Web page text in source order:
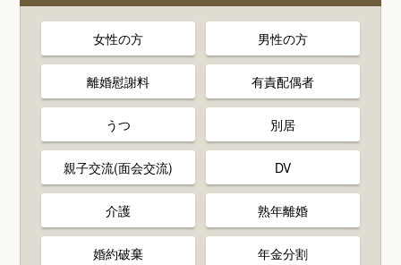
女性の方 男性の方
離婚慰謝料 有責配偶者
うつ 別居
親子交流(面会交流) DV
介護 熟年離婚
婚約破棄 年金分割